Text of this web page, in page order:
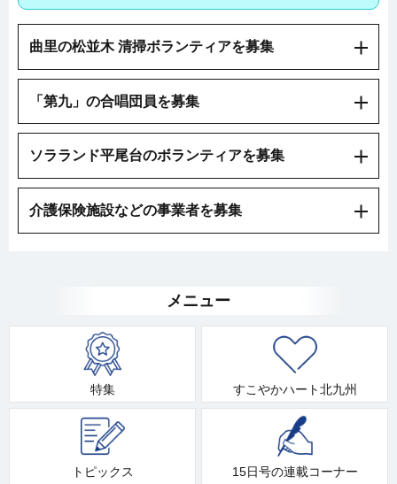
曲里の松並木 清掃ボランティアを募集
「第九」の合唱団員を募集
ソラランド平尾台のボランティアを募集
介護保険施設などの事業者を募集
メニュー
特集 すこやかハート北九州
トピックス 15日号の連載コーナー